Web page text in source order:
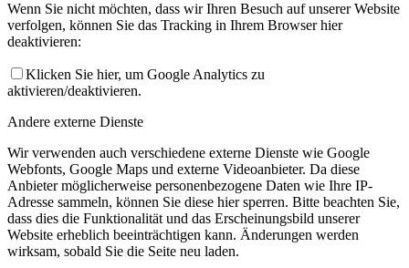
Wenn Sie nicht möchten, dass wir Ihren Besuch auf unserer Website
verfolgen, können Sie das Tracking in Ihrem Browser hier
deaktivieren:
Klicken Sie hier, um Google Analytics zu
aktivieren/deaktivieren.
Andere externe Dienste
Wir verwenden auch verschiedene externe Dienste wie Google
Webfonts, Google Maps und externe Videoanbieter. Da diese
Anbieter möglicherweise personenbezogene Daten wie Ihre IP-
Adresse sammeln, können Sie diese hier sperren. Bitte beachten Sie,
dass dies die Funktionalität und das Erscheinungsbild unserer
Website erheblich beeinträchtigen kann. Änderungen werden
wirksam, sobald Sie die Seite neu laden.